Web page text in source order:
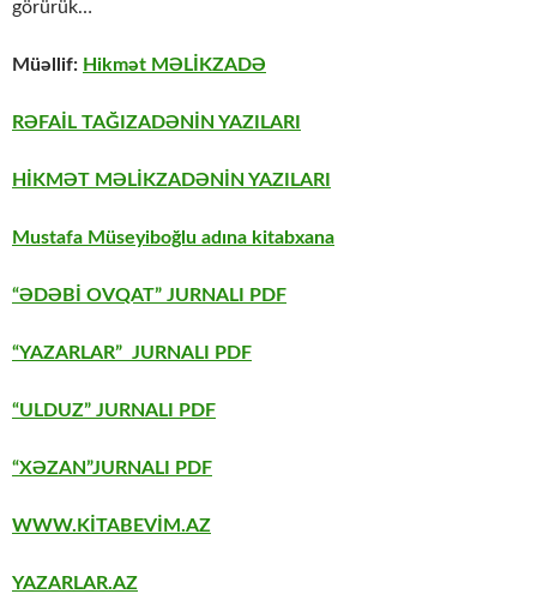
görürük…
Müəllif: Hikmət MƏLİKZADƏ
RƏFAİL TAĞIZADƏNİN YAZILARI
HİKMƏT MƏLİKZADƏNİN YAZILARI
Mustafa Müseyiboğlu adına kitabxana
“ƏDƏBİ OVQAT” JURNALI PDF
“YAZARLAR” JURNALI PDF
“ULDUZ” JURNALI PDF
“XƏZAN”JURNALI PDF
WWW.KİTABEVİM.AZ
YAZARLAR.AZ